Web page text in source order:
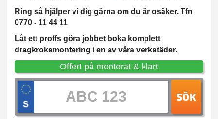
Ring så hjälper vi dig gärna om du är osäker. Tfn
0770 - 11 44 11
Låt ett proffs göra jobbet boka komplett
dragkroksmontering i en av våra verkstäder.
Offert på monterat & klart
SÖK